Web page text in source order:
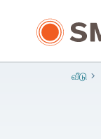
உள்ளடக்கத்திற்கு
வீடு